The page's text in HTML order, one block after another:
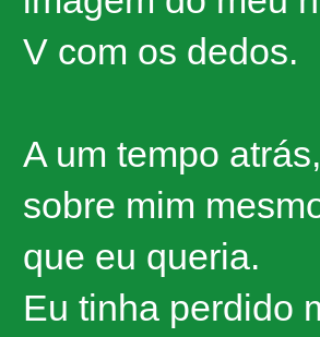
V com os dedos.
A um tempo
sobre mim
que eu queria.
Eu tinha perdido